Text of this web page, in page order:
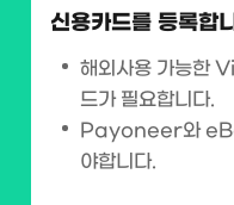
신용카드를 등록합
해외사용 가능
드가 필요합니다.
Payoneer와
야합니다.